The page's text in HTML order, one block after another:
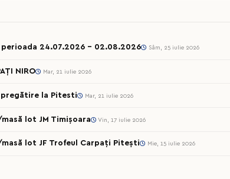
24.07.2026 – 02.08.2026 Sâm, 25 iulie 2026
NIRO Mar, 21 iulie 2026
pregătire la Pitesti Mar, 21 iulie 2026
lot JM Timișoara Vin, 17 iulie 2026
lot JF Trofeul Carpați Pitești Mie, 15 iulie 2026